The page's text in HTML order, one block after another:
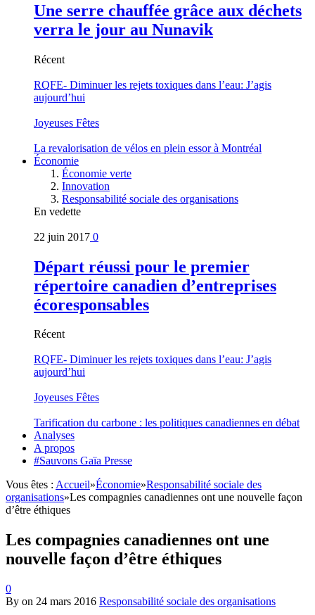
Une serre chauffée grâce aux déchets
verra le jour au Nunavik
Récent
RQFE- Diminuer les rejets toxiques dans l’eau: J’agis
aujourd’hui
Joyeuses Fêtes
La revalorisation de vélos en plein essor à Montréal
Économie
Économie verte
Innovation
Responsabilité sociale des organisations
En vedette
22 juin 2017 0
Départ réussi pour le premier
répertoire canadien d’entreprises
écoresponsables
Récent
RQFE- Diminuer les rejets toxiques dans l’eau: J’agis
aujourd’hui
Joyeuses Fêtes
Tarification du carbone : les politiques canadiennes en débat
Analyses
A propos
#Sauvons Gaïa Presse
Vous êtes : Accueil»Économie»Responsabilité sociale des
organisations»Les compagnies canadiennes ont une nouvelle façon
d’être éthiques
Les compagnies canadiennes ont une
nouvelle façon d’être éthiques
0
By on 24 mars 2016 Responsabilité sociale des organisations